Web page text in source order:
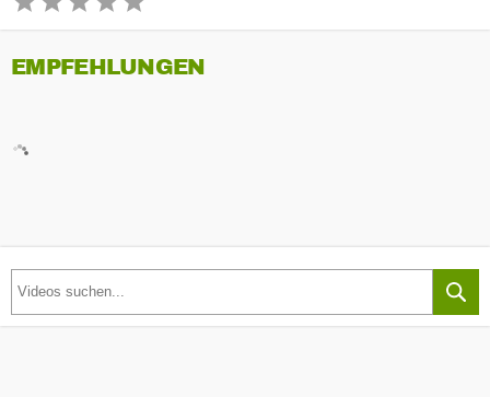
EMPFEHLUNGEN